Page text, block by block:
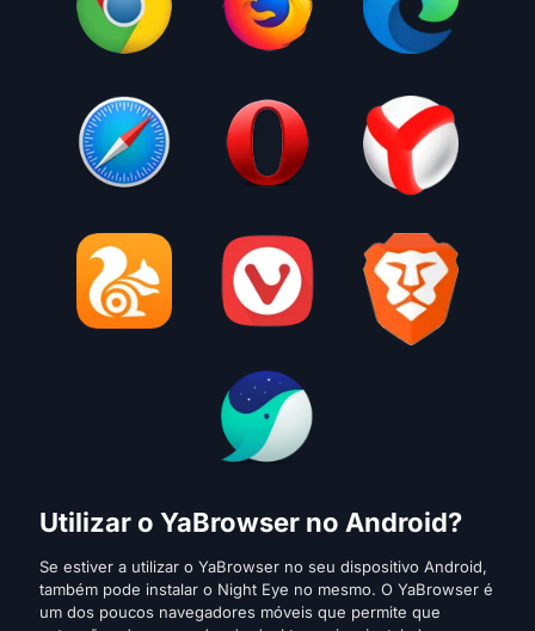
Utilizar o YaBrowser no Android?
Se estiver a utilizar o YaBrowser no seu dispositivo Android,
também pode instalar o Night Eye no mesmo. O YaBrowser é
um dos poucos navegadores móveis que permite que